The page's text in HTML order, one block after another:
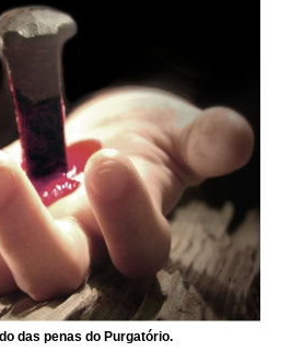
das penas do Purgatório.